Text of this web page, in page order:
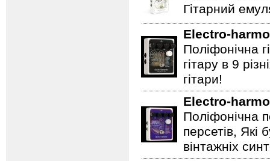
Гітарний
Electro-
Поліфонічна
гітару в 9
гітари!
Electro-
Поліфонічна
персетів, Які
вінтажніх